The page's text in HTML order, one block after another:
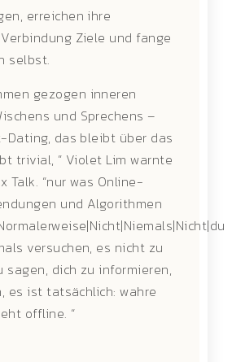
erreichen ihre
Ziele und fange
selbst.
gezogen inneren
und Sprechens –
das bleibt über das
trivial, ” Violet Lim warnte
Talk. “nur was Online-
und Algorithmen
versuchen, es nicht zu
sagen, dich zu informieren,
es ist tatsächlich: wahre
offline. “